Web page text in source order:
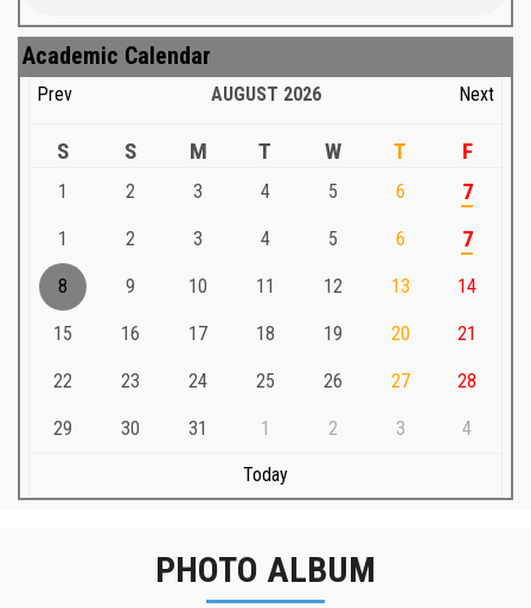
Academic Calendar
Prev AUGUST 2026 Next
S S M T W T F
1 2 3 4 5 6 7
1 2 3 4 5 6 7
8 9 10 11 12 13 14
15 16 17 18 19 20 21
22 23 24 25 26 27 28
29 30 31 1 2 3 4
Today
PHOTO ALBUM